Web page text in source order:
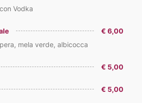
Vodka
€ 6,00
mela verde, albicocca
€ 5,00
€ 5,00